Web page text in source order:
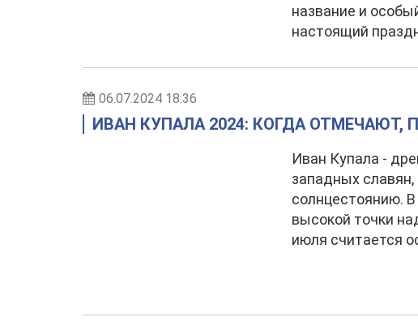
название и
настоящий
06.07.2024 18:36
ИВАН КУПАЛА 2024: КОГДА
Иван Купала -
западных
солнцестоянию.
высокой точки
июля считается